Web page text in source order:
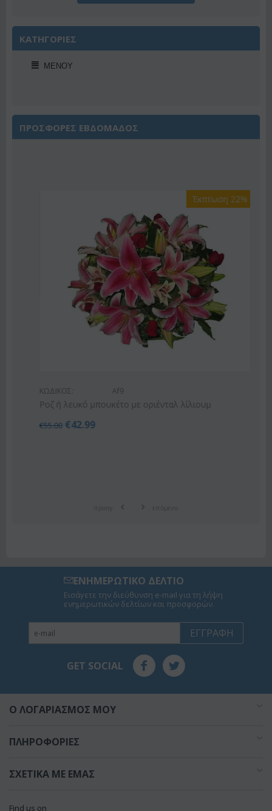
ΚΑΤΗΓΟΡΙΕΣ
ΜΕΝΟΎ
ΠΡΟΣΦΟΡΕΣ ΕΒΔΟΜΑΔΟΣ
Έκπτωση 22%
ΚΩΔΙΚΟΣ:
Ροζ ή λευκό μπουκέτο με οριένταλ λίλιουμ
55.00 €42.99
ΕΝΗΜΕΡΩΤΙΚΟ ΔΕΛΤΙΟ
Εισάγετε την διεύθυνση e-mail για τη λήψη
ενημερωτικών δελτίων και προσφορών.
ΕΓΓΡΑΦΉ
GET SOCIAL
O ΛΟΓΑΡΙΑΣΜΌΣ ΜΟΥ
ΠΛΗΡΟΦΟΡΊΕΣ
ΣΧΕΤΙΚΆ ΜΕ ΕΜΆΣ
Find us on